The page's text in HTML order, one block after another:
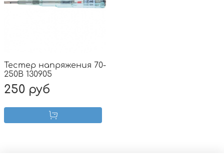
Тестер напряжения 70-
250В 130905
250 руб